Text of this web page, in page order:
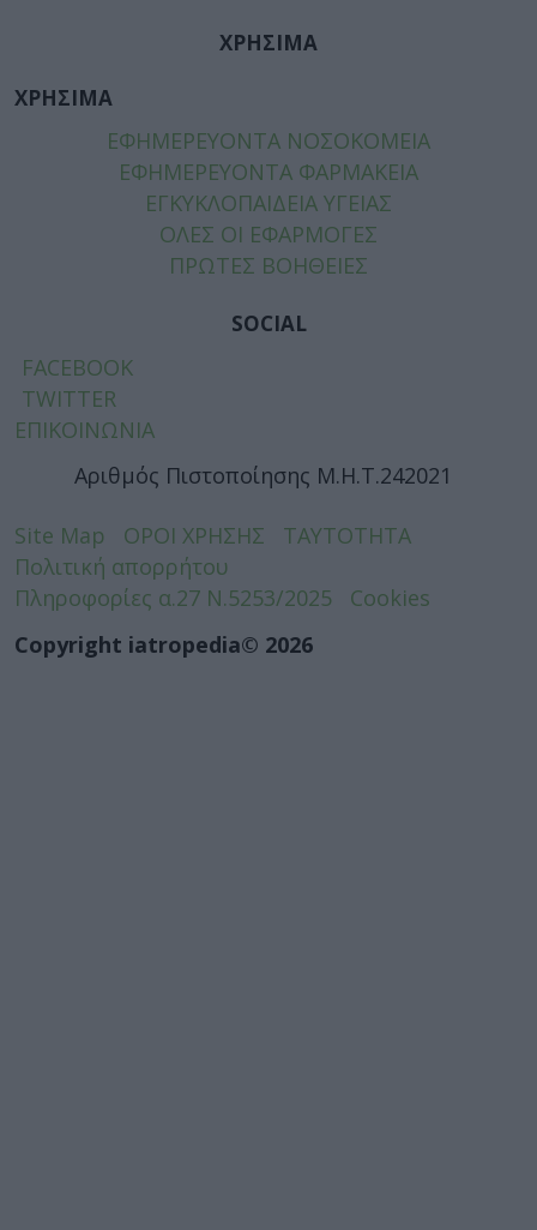
ΧΡΗΣΙΜΑ
ΧΡΗΣΙΜΑ
ΕΦΗΜΕΡΕΥΟΝΤΑ ΝΟΣΟΚΟΜΕΙΑ
ΕΦΗΜΕΡΕΥΟΝΤΑ ΦΑΡΜΑΚΕΙΑ
ΕΓΚΥΚΛΟΠΑΙΔΕΙΑ ΥΓΕΙΑΣ
ΟΛΕΣ ΟΙ ΕΦΑΡΜΟΓΕΣ
ΠΡΩΤΕΣ ΒΟΗΘΕΙΕΣ
SOCIAL
FACEBOOK
TWITTER
ΕΠΙΚΟΙΝΩΝΙΑ
Αριθμός Πιστοποίησης Μ.Η.Τ.242021
Site Map ΟΡΟΙ ΧΡΗΣΗΣ
ΤΑΥΤΟΤΗΤΑ
Πολιτική απορρήτου
Πληροφορίες α.27 Ν.5253/2025
Cookies
Copyright iatropedia© 2026